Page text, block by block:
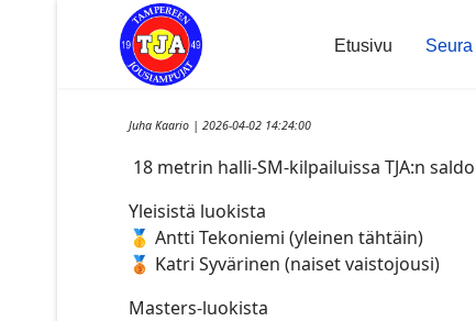
Etusivu Seura
Juha Kaario | 2026-04-02 14:24:00
18 metrin halli-SM-kilpailuissa TJA:n
Yleisistä luokista
🥇 Antti Tekoniemi (yleinen tähtäin)
🥉 Katri Syvärinen (naiset vaistojousi)
Masters-luokista